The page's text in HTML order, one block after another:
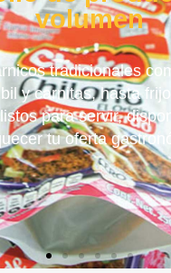
volumen
tradicionales
y carnitas, hasta
para servir,
tu oferta